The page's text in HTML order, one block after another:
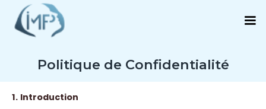
Politique de Confidentialité
1. Introduction